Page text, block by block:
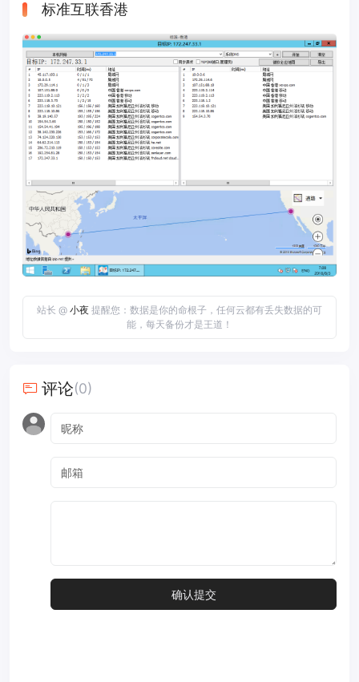
标准互联香港
站长 @ 小夜 提醒您：数据是你的命根子，任何云都有丢失数据的可
能，每天备份才是王道！
评论(0)